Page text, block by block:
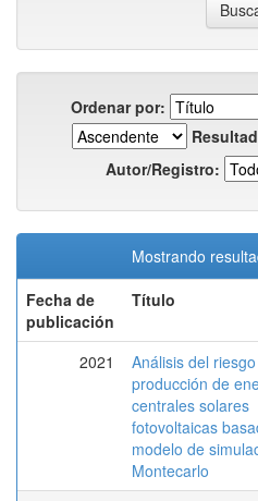
Ordenar por:
Autor/Registro:
Mostrando
Fecha de
publicación
Título
2021
Análisis del
producción de
centrales solares
fotovoltaicas
modelo de
Montecarlo